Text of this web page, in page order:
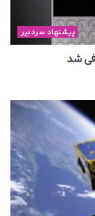
پیشنهاد سردبیر